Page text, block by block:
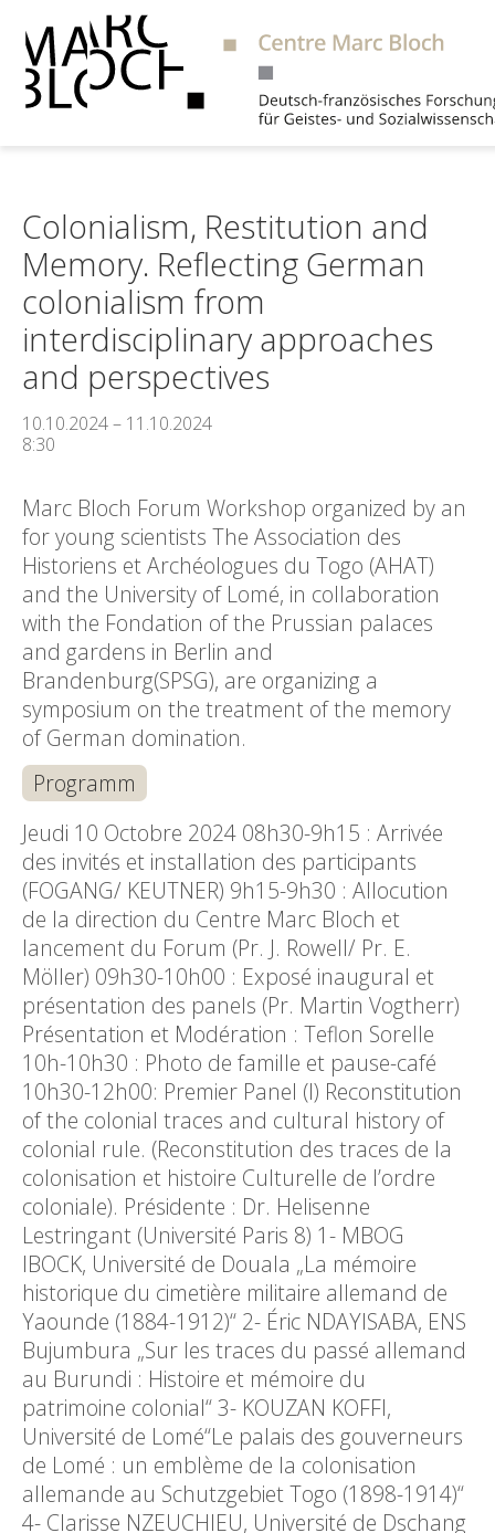
Colonialism, Restitution and
Memory. Reflecting German
colonialism from
interdisciplinary approaches
and perspectives
10.10.2024 – 11.10.2024
8:30
Marc Bloch Forum Workshop organized by an
for young scientists The Association des
Historiens et Archéologues du Togo (AHAT)
and the University of Lomé, in collaboration
with the Fondation of the Prussian palaces
and gardens in Berlin and
Brandenburg(SPSG), are organizing a
symposium on the treatment of the memory
of German domination.
Programm
Jeudi 10 Octobre 2024 08h30-9h15 : Arrivée
des invités et installation des participants
(FOGANG/ KEUTNER) 9h15-9h30 : Allocution
de la direction du Centre Marc Bloch et
lancement du Forum (Pr. J. Rowell/ Pr. E.
Möller) 09h30-10h00 : Exposé inaugural et
présentation des panels (Pr. Martin Vogtherr)
Présentation et Modération : Teflon Sorelle
10h-10h30 : Photo de famille et pause-café
10h30-12h00: Premier Panel (I) Reconstitution
of the colonial traces and cultural history of
colonial rule. (Reconstitution des traces de la
colonisation et histoire Culturelle de l’ordre
coloniale). Présidente : Dr. Helisenne
Lestringant (Université Paris 8) 1- MBOG
IBOCK, Université de Douala „La mémoire
historique du cimetière militaire allemand de
Yaounde (1884-1912)“ 2- Éric NDAYISABA, ENS
Bujumbura „Sur les traces du passé allemand
au Burundi : Histoire et mémoire du
patrimoine colonial“ 3- KOUZAN KOFFI,
Université de Lomé“Le palais des gouverneurs
de Lomé : un emblème de la colonisation
allemande au Schutzgebiet Togo (1898-1914)“
4- Clarisse NZEUCHIEU, Université de Dschang